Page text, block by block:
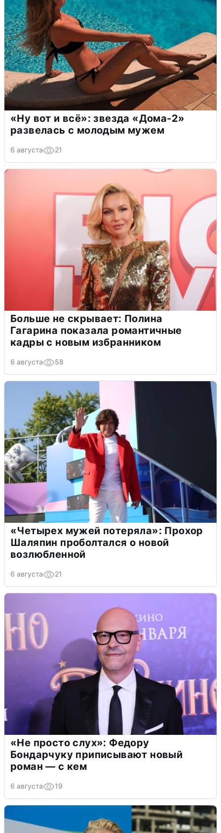
«Ну вот и всё»: звезда «Дома-2»
развелась с молодым мужем
6 августа 21
Больше не скрывает: Полина
Гагарина показала романтичные
кадры с новым избранником
6 августа 58
«Четырех мужей потеряла»: Прохор
Шаляпин проболтался о новой
возлюбленной
6 августа 21
«Не просто слух»: Федору
Бондарчуку приписывают новый
роман — с кем
6 августа 19